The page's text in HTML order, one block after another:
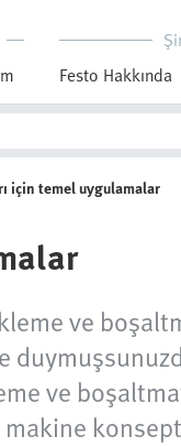
Festo Hakkında
için temel uygulamalar
ve
ve